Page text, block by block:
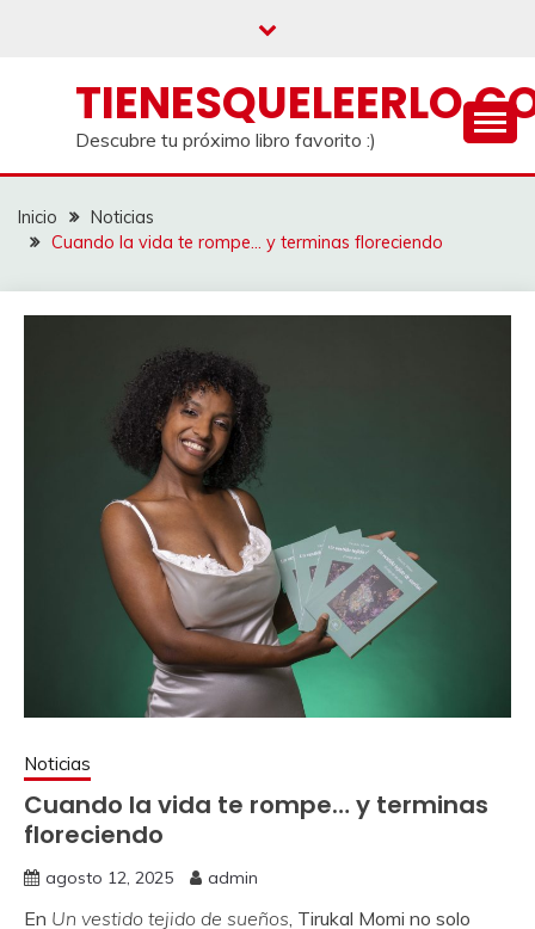
Descubre tu próximo libro favorito :)
Inicio
Noticias
Cuando la vida te rompe… y terminas floreciendo
Noticias
Cuando la vida te rompe… y terminas
floreciendo
agosto 12, 2025 admin
En Un vestido tejido de sueños, Tirukal Momi no solo